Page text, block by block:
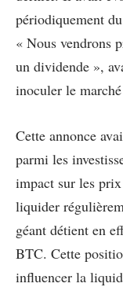
périodiquement
« Nous vendrons
un dividende »,
inoculer le
Cette annonce
parmi les
impact sur les
liquider
géant détient en
BTC. Cette
influencer la